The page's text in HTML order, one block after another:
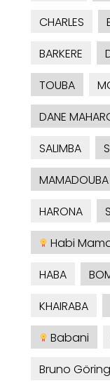
CHARLES
BARKERE
TOUBA
DANE
SALIMBA
HARONA
Habi
HABA
KHAIRABA
Babani
Bruno Göring